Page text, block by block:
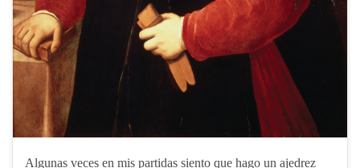
Algunas veces en mis partidas siento que hago un ajedrez